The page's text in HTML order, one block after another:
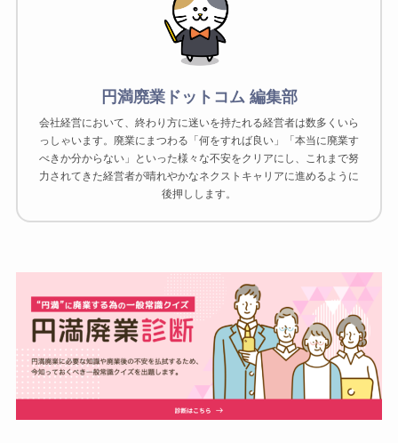
円満廃業ドットコム 編集部
会社経営において、終わり方に迷いを持たれる経営者は数多くいら
っしゃいます。廃業にまつわる「何をすれば良い」「本当に廃業す
べきか分からない」といった様々な不安をクリアにし、これまで努
力されてきた経営者が晴れやかなネクストキャリアに進めるように
後押しします。